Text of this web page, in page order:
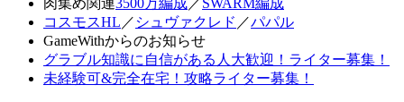
コスモスHL ／ シュヴァクレド ／パパル
GameWithからのお知らせ
グラブル知識に自信がある人大歓迎！ライター募集！
未経験可&完全在宅！攻略ライター募集！